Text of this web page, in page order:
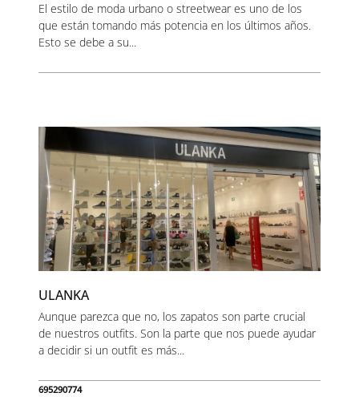
El estilo de moda urbano o streetwear es uno de los
que están tomando más potencia en los últimos años.
Esto se debe a su...
ULANKA
Aunque parezca que no, los zapatos son parte crucial
de nuestros outfits. Son la parte que nos puede ayudar
a decidir si un outfit es más...
695290774